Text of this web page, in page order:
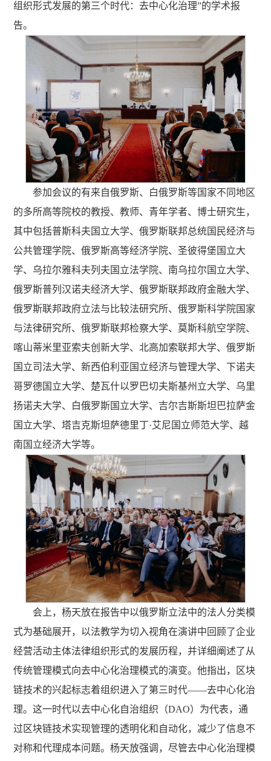
组织形式发展的第三个时代：去中心化治理”的学术报
告。
参加会议的有来自俄罗斯、白俄罗斯等国家不同地区
的多所高等院校的教授、教师、青年学者、博士研究生，
其中包括普斯科夫国立大学、俄罗斯联邦总统国民经济与
公共管理学院、俄罗斯高等经济学院、圣彼得堡国立大
学、乌拉尔雅科夫列夫国立法学院、南乌拉尔国立大学、
俄罗斯普列汉诺夫经济大学、俄罗斯联邦政府金融大学、
俄罗斯联邦政府立法与比较法研究所、俄罗斯科学院国家
与法律研究所、俄罗斯联邦检察大学、莫斯科航空学院、
喀山蒂米里亚索夫创新大学、北高加索联邦大学、俄罗斯
国立司法大学、新西伯利亚国立经济与管理大学、下诺夫
哥罗德国立大学、楚瓦什以罗巴切夫斯基州立大学、乌里
扬诺夫大学、白俄罗斯国立大学、吉尔吉斯斯坦巴拉萨金
国立大学、塔吉克斯坦萨德里丁·艾尼国立师范大学、越
南国立经济大学等。
会上，杨天放在报告中以俄罗斯立法中的法人分类模
式为基础展开，以法教学为切入视角在演讲中回顾了企业
经营活动主体法律组织形式的发展历程，并详细阐述了从
传统管理模式向去中心化治理模式的演变。他指出，区块
链技术的兴起标志着组织进入了第三时代——去中心化治
理。这一时代以去中心化自治组织（DAO）为代表，通
过区块链技术实现管理的透明化和自动化，减少了信息不
对称和代理成本问题。杨天放强调，尽管去中心化治理模